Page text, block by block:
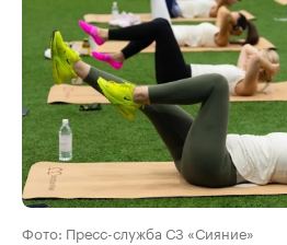
Фото: Пресс-служба СЗ «Сияние»